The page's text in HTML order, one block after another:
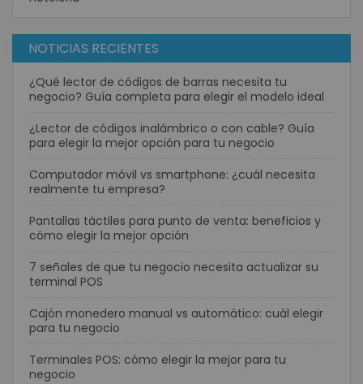
NOTICIAS RECIENTES
¿Qué lector de códigos de barras necesita tu
negocio? Guía completa para elegir el modelo ideal
¿Lector de códigos inalámbrico o con cable? Guía
para elegir la mejor opción para tu negocio
Computador móvil vs smartphone: ¿cuál necesita
realmente tu empresa?
Pantallas táctiles para punto de venta: beneficios y
cómo elegir la mejor opción
7 señales de que tu negocio necesita actualizar su
terminal POS
Cajón monedero manual vs automático: cuál elegir
para tu negocio
Terminales POS: cómo elegir la mejor para tu
negocio